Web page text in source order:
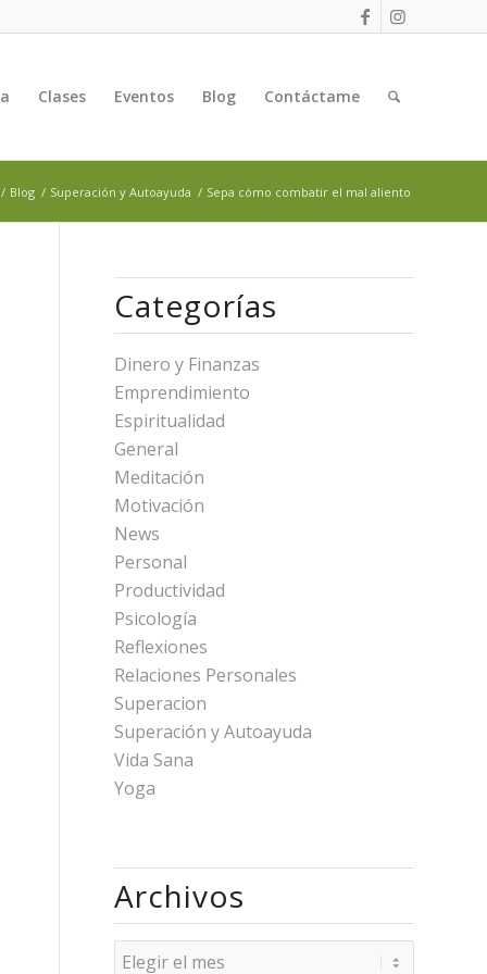
Clases Eventos Blog Contáctame
/ Blog / Superación y Autoayuda / Sepa cómo combatir el mal aliento
Categorías
Dinero y Finanzas
Emprendimiento
Espiritualidad
General
Meditación
Motivación
News
Personal
Productividad
Psicología
Reflexiones
Relaciones Personales
Superacion
Superación y Autoayuda
Vida Sana
Yoga
Archivos